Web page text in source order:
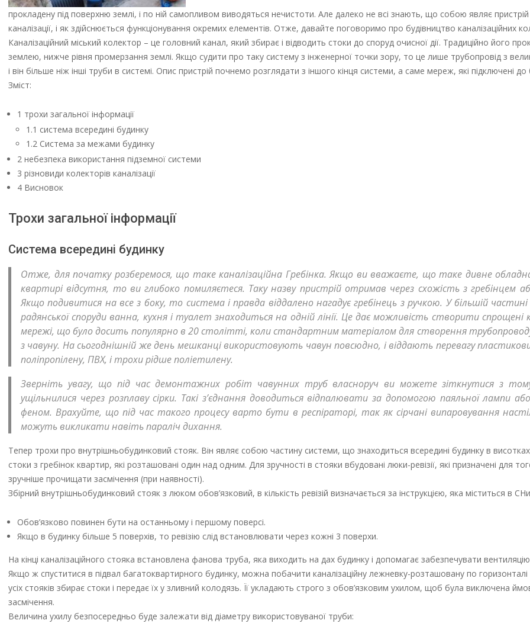
прокладену під поверхню землі, і по ній самопливом виводяться нечистоти. Але далеко не всі знають, що собою являє пристрій
каналізації, і як здійснюється функціонування окремих елементів. Отже, давайте поговоримо про будівництво каналізаційних
Каналізаційний міський колектор – це головний канал, який збирає і відводить стоки до споруд очисної дії. Традиційно його
землею, нижче рівня промерзання землі. Якщо судити про таку систему з інженерної точки зору, то це лише трубопровід з
і він більше ніж інші труби в системі. Опис пристрій почнемо розглядати з іншого кінця системи, а саме мереж, які підключені до
Зміст:
1 трохи загальної інформації
1.1 система всередині будинку
1.2 Система за межами будинку
2 небезпека використання підземної системи
3 різновиди колекторів каналізації
4 Висновок
Трохи загальної інформації
Система всередині будинку
Отже, для початку розберемося, що таке каналізаційна Гребінка. Якщо ви вважаєте, що таке дивне
квартирі відсутня, то ви глибоко помиляєтеся. Таку назву пристрій отримав через схожість з гребінцем
Якщо подивитися на все з боку, то система і правда віддалено нагадує гребінець з ручкою. У більшій
радянської споруди ванна, кухня і туалет знаходиться на одній лінії. Це дає можливість створити спрощені
мережі, що було досить популярно в 20 столітті, коли стандартним матеріалом для створення
з чавуну. На сьогоднішній же день мешканці використовують чавун повсюдно, і віддають перевагу
поліпропілену, ПВХ, і трохи рідше поліетилену.
Зверніть увагу, що під час демонтажних робіт чавунних труб власноруч ви можете зіткнутися з
ущільнилися через розплаву сірки. Такі з’єднання доводиться відпалювати за допомогою паяльної лампи
феном. Врахуйте, що під час такого процесу варто бути в респіраторі, так як сірчані випаровування
можуть викликати навіть параліч дихання.
Тепер трохи про внутрішньобудинковий стояк. Він являє собою частину системи, що знаходиться всередині будинку в
стоки з гребінок квартир, які розташовані один над одним. Для зручності в стояки вбудовані люки-ревізії, які призначені для
зручніше прочищати засмічення (при наявності).
Збірний внутрішньобудинковий стояк з люком обов’язковий, в кількість ревізій визначається за інструкцією, яка міститься в
Обов’язково повинен бути на останньому і першому поверсі.
Якщо в будинку більше 5 поверхів, то ревізію слід встановлювати через кожні 3 поверхи.
На кінці каналізаційного стояка встановлена фанова труба, яка виходить на дах будинку і допомагає забезпечувати
Якщо ж спуститися в підвал багатоквартирного будинку, можна побачити каналізаційну лежневку-розташовану по горизонталі
усіх стояків збирає стоки і передає їх у зливний колодязь. Її укладають строго з обов’язковим ухилом, щоб була виключена
засмічення.
Величина ухилу безпосередньо буде залежати від діаметру використовуваної труби: